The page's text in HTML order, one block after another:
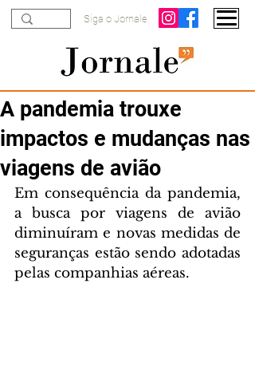
Siga o Jornale
A pandemia trouxe
impactos e mudanças nas
viagens de avião
Em consequência da pandemia,
a busca por viagens de avião
diminuíram e novas medidas de
seguranças estão sendo adotadas
pelas companhias aéreas.